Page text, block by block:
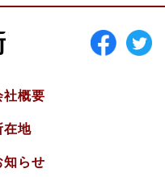
社概要
在地
知らせ